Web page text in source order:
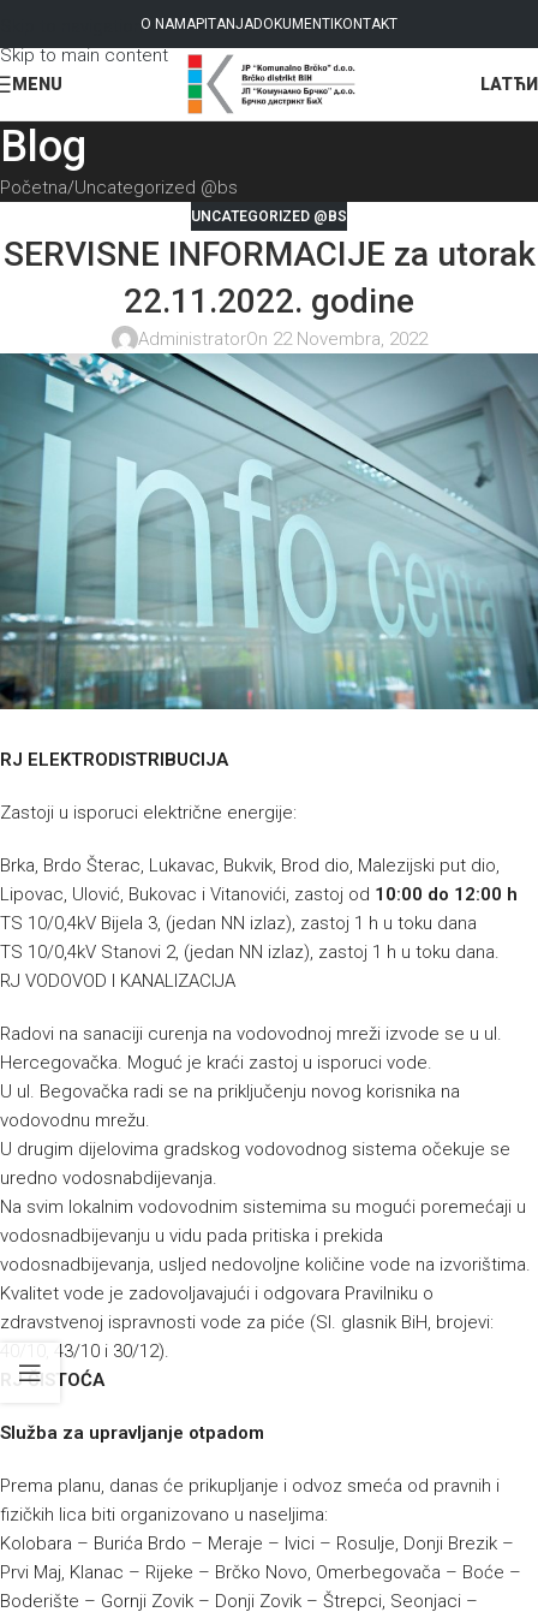
Skip to navigation
Skip to main content
O NAMAPITANJADOKUMENTI KONTAKT
MENU LAT
Blog
Početna Uncategorized @bs
UNCATEGORIZED @BS
SERVISNE INFORMACIJE za utorak
22.11.2022. godine
AdministratorOn 22 Novembra, 2022
RJ ELEKTRODISTRIBUCIJA
Zastoji u isporuci električne energije:
Brka, Brdo Šterac, Lukavac, Bukvik, Brod dio, Malezijski put dio,
Lipovac, Ulović, Bukovac i Vitanovići, zastoj od 10:00 do 12:00 h
TS 10/0,4kV Bijela 3, (jedan NN izlaz), zastoj 1 h u toku dana
TS 10/0,4kV Stanovi 2, (jedan NN izlaz), zastoj 1 h u toku dana.
RJ VODOVOD I KANALIZACIJA
Radovi na sanaciji curenja na vodovodnoj mreži izvode se u ul.
Hercegovačka. Moguć je kraći zastoj u isporuci vode.
U ul. Begovačka radi se na priključenju novog korisnika na
vodovodnu mrežu.
U drugim dijelovima gradskog vodovodnog sistema očekuje se
uredno vodosnabdijevanja.
Na svim lokalnim vodovodnim sistemima su mogući poremećaji u
vodosnadbijevanju u vidu pada pritiska i prekida
vodosnadbijevanja, usljed nedovoljne količine vode na izvorištima.
Kvalitet vode je zadovoljavajući i odgovara Pravilniku o
zdravstvenoj ispravnosti vode za piće (Sl. glasnik BiH, brojevi:
40/10, 43/10 i 30/12).
RJ ČISTOĆA
Služba za upravljanje otpadom
Prema planu, danas će prikupljanje i odvoz smeća od pravnih i
fizičkih lica biti organizovano u naseljima:
Kolobara – Burića Brdo – Meraje – Ivici – Rosulje, Donji Brezik –
Prvi Maj, Klanac – Rijeke – Brčko Novo, Omerbegovača – Boće –
Boderište – Gornji Zovik – Donji Zovik – Štrepci, Seonjaci –